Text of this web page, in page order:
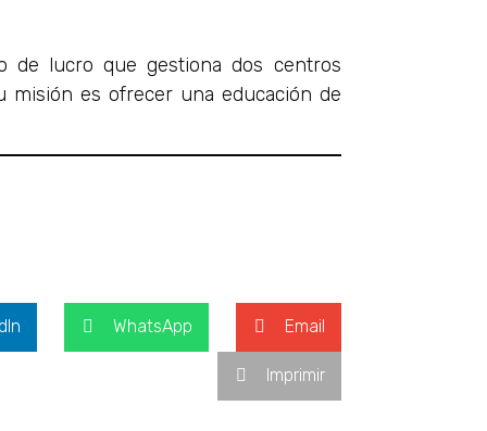
de lucro que gestiona dos centros
misión es ofrecer una educación de
WhatsApp Email
Imprimir